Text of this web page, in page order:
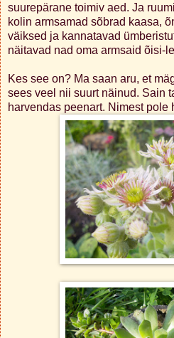
suurepärane toimiv aed. Ja
kolin armsamad sõbrad kaasa,
väiksed ja kannatavad
näitavad nad oma armsaid õisi-
Kes see on? Ma saan aru, et
sees veel nii suurt näinud. Sain
harvendas peenart. Nimest pole